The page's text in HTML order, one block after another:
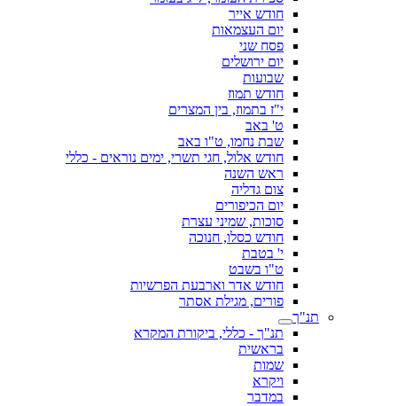
חודש אייר
יום העצמאות
פסח שני
יום ירושלים
שבועות
חודש תמוז
י"ז בתמוז, בין המצרים
ט' באב
שבת נחמו, ט"ו באב
חודש אלול, חגי תשרי, ימים נוראים - כללי
ראש השנה
צום גדליה
יום הכיפורים
סוכות, שמיני עצרת
חודש כסלו, חנוכה
י' בטבת
ט"ו בשבט
חודש אדר וארבעת הפרשיות
פורים, מגילת אסתר
תנ"ך
תנ"ך - כללי, ביקורת המקרא
בראשית
שמות
ויקרא
במדבר